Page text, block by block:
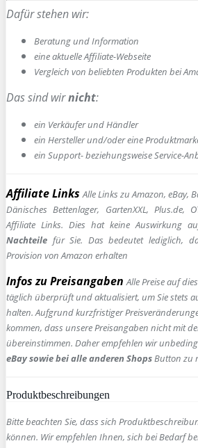
Dafür stehen wir:
Beratung und Information
eine aktuelle Affiliate-Webseite
Vergleich von beliebten Produkten bei
Das sind wirnicht:
ein Verkäufer und Händler
ein Hersteller und/oder eine
ein Support- beziehungsweise Service-
Affiliate Links Alle Links zu Amazon, eBay,
Dänisches Bettenlager, GartenXXL, Plus.de,
Affiliate Links. Dies hat keine Auswirkung
Nachteile für Sie. Das bedeutet lediglich,
Provision von Amazon erhalten
Infos zu Preisangaben Alle Preise auf
täglich überprüft und aktualisiert, um Sie stets
halten. Aufgrund kurzfristiger
kommen, dass unsere Preisangaben nicht mit
übereinstimmen. Daher empfehlen wir
eBay sowie bei alle anderen ShopsButton zu
Produktbeschreibungen
Bitte beachten Sie, dass sich
können. Wir empfehlen Ihnen, sich bei Bedarf